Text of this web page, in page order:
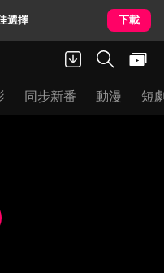
選擇 下載
同步新番 動漫 短